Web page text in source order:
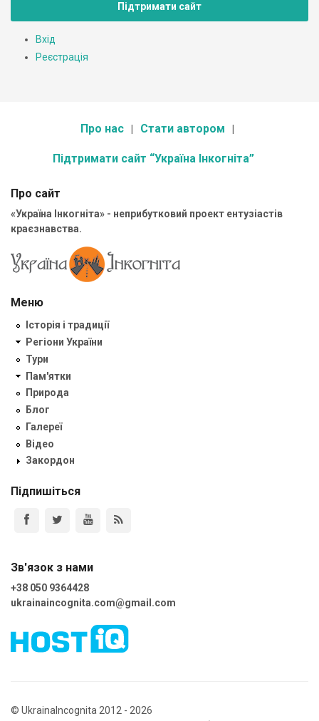
Підтримати сайт
Вхід
Реєстрація
Про нас Стати автором
Підтримати сайт “Україна Інкогніта”
Про сайт
«Україна Інкогніта» - неприбутковий проект ентузіастів
краєзнавства.
Меню
Історія і традиції
Регіони України
Тури
Пам'ятки
Природа
Блог
Галереї
Відео
Закордон
Підпишіться
Зв'язок з нами
+38 050 9364428
ukrainaincognita.com@gmail.com
© UkrainaIncognita 2012 - 2026